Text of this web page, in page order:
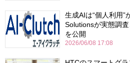
生成AIは“個人利用
Solutionsが実態調査
を公開
2026/06/08 17:08